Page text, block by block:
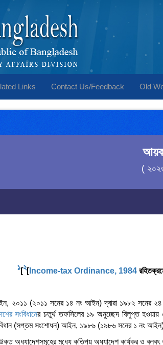
Links Contact Us/Feedback Old
(
1[2[Income-tax Ordinance, 1984
২০১১ (২০১১ সনের ১৪ নং আইন) দ্বারা ১৯৮২ সনের ২৪
সংবিধানের চতুর্থ তফসিলের ১৯ অনুচ্ছেদ বিলুপ্ত
(সপ্তম সংশোধন) আইন, ১৯৮৬ (১৯৮৬ সনের ১ নং
অধ্যাদেশসমূহের মধ্যে কতিপয় অধ্যাদেশ কার্যকর ও বলবৎ